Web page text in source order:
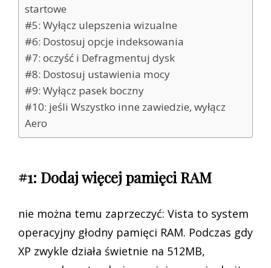
startowe
#5: Wyłącz ulepszenia wizualne
#6: Dostosuj opcje indeksowania
#7: oczyść i Defragmentuj dysk
#8: Dostosuj ustawienia mocy
#9: Wyłącz pasek boczny
#10: jeśli Wszystko inne zawiedzie, wyłącz
Aero
#1: Dodaj więcej pamięci RAM
nie można temu zaprzeczyć: Vista to system
operacyjny głodny pamięci RAM. Podczas gdy
XP zwykle działa świetnie na 512MB,